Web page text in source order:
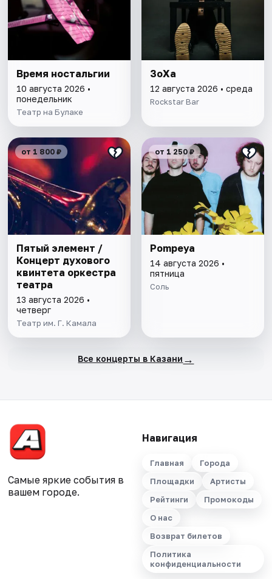
Время ностальгии
10 августа 2026 •
понедельник
Театр на Булаке
ЗоХа
12 августа 2026 • среда
Rockstar Bar
от 1 800 ₽
Пятый элемент /
Концерт духового
квинтета оркестра
театра
13 августа 2026 •
четверг
Театр им. Г. Камала
от 1 250 ₽
Pompeya
14 августа 2026 •
пятница
Соль
Все концерты в Казани →
Самые яркие события в
вашем городе.
Навигация
Главная
Города
Площадки
Артисты
Рейтинги
Промокоды
О нас
Возврат билетов
Политика
конфиденциальности